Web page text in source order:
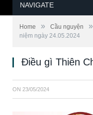
NAVIGATE
Home » Cầu nguyện »
niệm ngày 24.05.2024
Ðiều gì Thiên
ON 23/05/2024